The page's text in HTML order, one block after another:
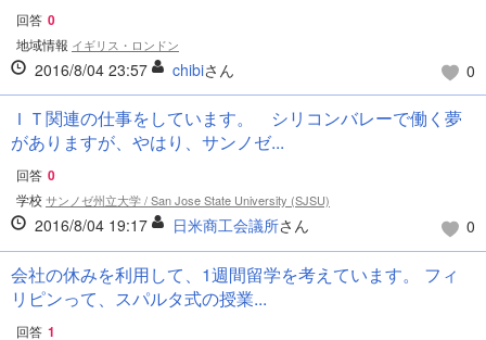
回答 0
地域情報 イギリス・ロンドン
2016/8/04 23:57 chibiさん 0
ＩＴ関連の仕事をしています。 シリコンバレーで働く夢
がありますが、やはり、サンノゼ...
回答 0
学校サンノゼ州立大学 / San Jose State University (SJSU)
2016/8/04 19:17 日米商工会議所さん 0
会社の休みを利用して、1週間留学を考えています。 フィ
リピンって、スパルタ式の授業...
回答 1